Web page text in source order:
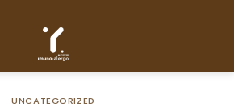
UNCATEGORIZED